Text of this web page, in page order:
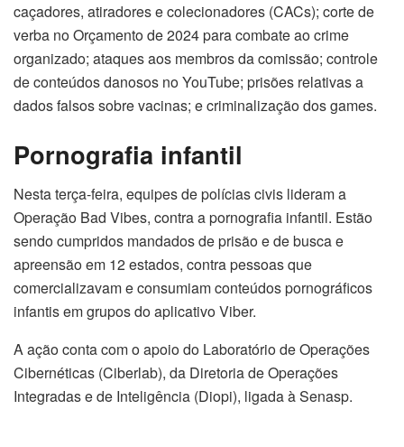
caçadores, atiradores e colecionadores (CACs); corte de
verba no Orçamento de 2024 para combate ao crime
organizado; ataques aos membros da comissão; controle
de conteúdos danosos no YouTube; prisões relativas a
dados falsos sobre vacinas; e criminalização dos games.
Pornografia infantil
Nesta terça-feira, equipes de polícias civis lideram a
Operação Bad Vibes, contra a pornografia infantil. Estão
sendo cumpridos mandados de prisão e de busca e
apreensão em 12 estados, contra pessoas que
comercializavam e consumiam conteúdos pornográficos
infantis em grupos do aplicativo Viber.
A ação conta com o apoio do Laboratório de Operações
Cibernéticas (Ciberlab), da Diretoria de Operações
Integradas e de Inteligência (Diopi), ligada à Senasp.